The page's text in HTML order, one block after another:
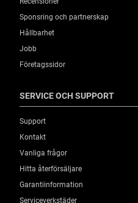
Sponsring och partnerskap
Hållbarhet
Jobb
Företagssidor
SERVICE OCH SUPPORT
Support
Kontakt
Vanliga frågor
Hitta återförsäljare
Garantiinformation
Serviceverkstäder